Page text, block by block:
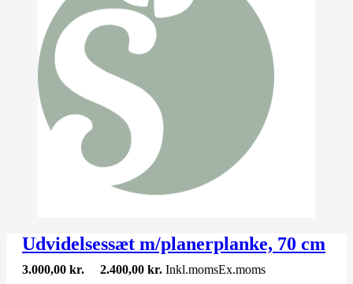
Udvidelsessæt m/planerplanke, 70 cm
3.000,00 kr. 2.400,00 kr. Inkl.momsEx.moms